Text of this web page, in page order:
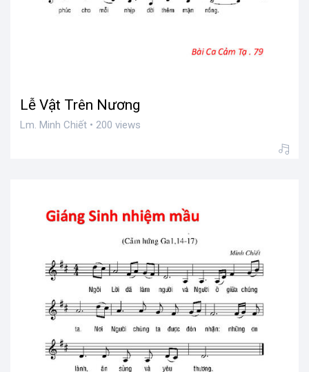
Lễ Vật Trên Nương
Lm. Minh Chiết • 200 views